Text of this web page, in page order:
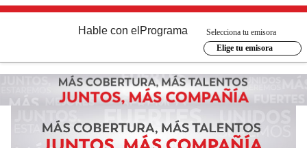
Hable con el Programa
Selecciona tu emisora
Elige tu emisora